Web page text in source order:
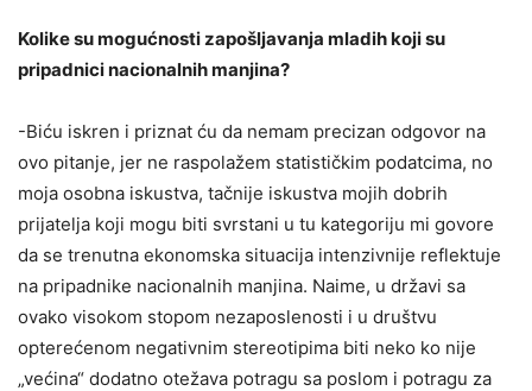
Kolike su mogućnosti zapošljavanja mladih koji su
pripadnici nacionalnih manjina?
-Biću iskren i priznat ću da nemam precizan odgovor na
ovo pitanje, jer ne raspolažem statističkim podatcima, no
moja osobna iskustva, tačnije iskustva mojih dobrih
prijatelja koji mogu biti svrstani u tu kategoriju mi govore
da se trenutna ekonomska situacija intenzivnije reflektuje
na pripadnike nacionalnih manjina. Naime, u državi sa
ovako visokom stopom nezaposlenosti i u društvu
opterećenom negativnim stereotipima biti neko ko nije
„većina“ dodatno otežava potragu sa poslom i potragu za